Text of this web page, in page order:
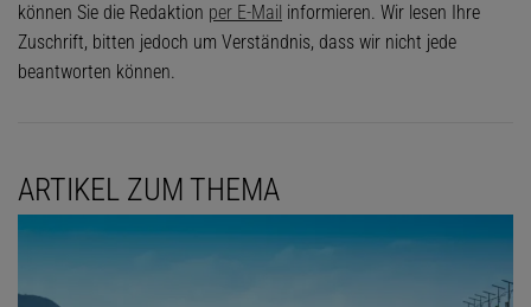
können Sie die Redaktion per E-Mail informieren. Wir lesen Ihre
Zuschrift, bitten jedoch um Verständnis, dass wir nicht jede
beantworten können.
ARTIKEL ZUM THEMA